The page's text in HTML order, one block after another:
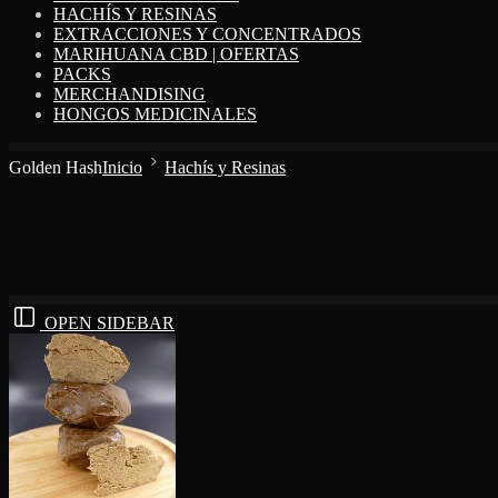
HACHÍS Y RESINAS
EXTRACCIONES Y CONCENTRADOS
MARIHUANA CBD | OFERTAS
PACKS
MERCHANDISING
HONGOS MEDICINALES
Golden HashInicio Hachís y Resinas
OPEN SIDEBAR